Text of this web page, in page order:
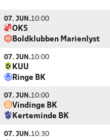
07. JUN.10:00
OKS
Boldklubben Marienlyst
07. JUN.10:00
KUU
Ringe BK
07. JUN.10:00
Vindinge BK
Kerteminde BK
07. JUN.10:30